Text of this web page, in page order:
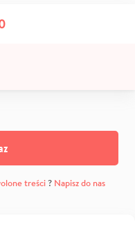
treści? Napisz do nas